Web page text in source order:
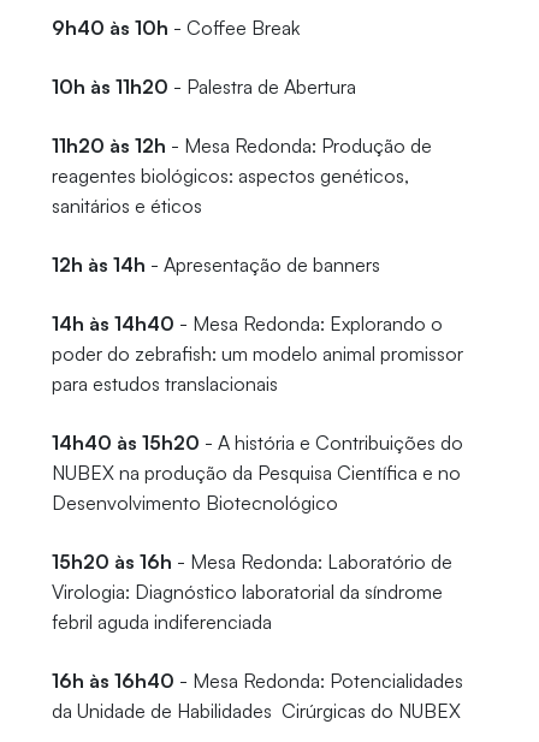
9h40 às 10h - Coffee Break
10h às 11h20 - Palestra de Abertura
11h20 às 12h - Mesa Redonda: Produção de
reagentes biológicos: aspectos genéticos,
sanitários e éticos
12h às 14h - Apresentação de banners
14h às 14h40 - Mesa Redonda: Explorando o
poder do zebrafish: um modelo animal promissor
para estudos translacionais
14h40 às 15h20 - A história e Contribuições do
NUBEX na produção da Pesquisa Científica e no
Desenvolvimento Biotecnológico
15h20 às 16h - Mesa Redonda: Laboratório de
Virologia: Diagnóstico laboratorial da síndrome
febril aguda indiferenciada
16h às 16h40 - Mesa Redonda: Potencialidades
da Unidade de Habilidades Cirúrgicas do NUBEX